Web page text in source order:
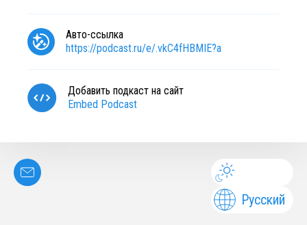
Авто-ссылка
https://podcast.ru/e/.vkC4fHBMIE?a
Добавить подкаст на сайт
Embed Podcast
Русский